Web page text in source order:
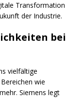
Transformation
der Industrie.
bei
vielfältige
wie
Siemens legt